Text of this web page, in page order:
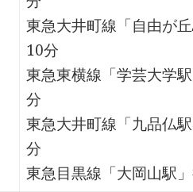
東急大井町線「自由が
10分
東急東横線「学芸大学
分
東急大井町線「九品仏
分
東急目黒線「大岡山駅